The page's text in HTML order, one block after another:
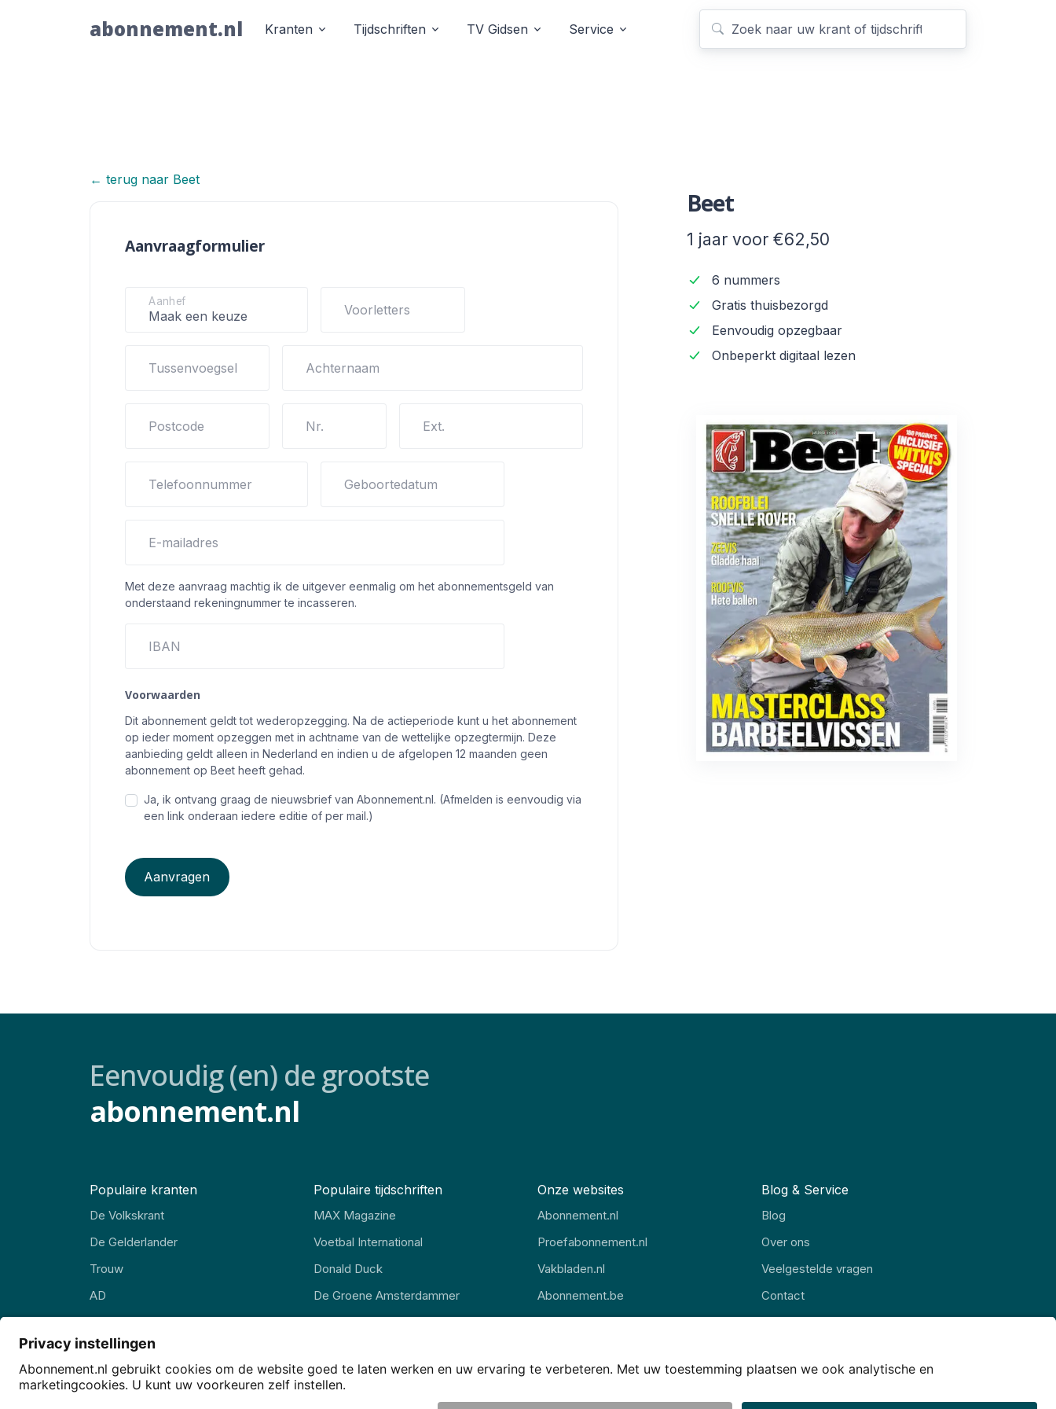
abonnement.nl Kranten Tijdschriften TV Gidsen Service
← terug naar Beet
Beet
Aanvraagformulier
Aanhef
Voorletters
Tussenvoegsel Achternaam
Postcode Nr. Ext.
Telefoonnummer Geboortedatum
E-mailadres
Met deze aanvraag machtig ik de uitgever eenmalig om het abonnementsgeld van
onderstaand rekeningnummer te incasseren.
IBAN
Voorwaarden
Dit abonnement geldt tot wederopzegging. Na de actieperiode kunt u het abonnement
op ieder moment opzeggen met in achtname van de wettelijke opzegtermijn. Deze
aanbieding geldt alleen in Nederland en indien u de afgelopen 12 maanden geen
abonnement op Beet heeft gehad.
Ja, ik ontvang graag de nieuwsbrief van Abonnement.nl. (Afmelden is eenvoudig via
een link onderaan iedere editie of per mail.)
Aanvragen
Beet
1 jaar voor €62,50
6 nummers
Gratis thuisbezorgd
Eenvoudig opzegbaar
Onbeperkt digitaal lezen
Eenvoudig (en) de grootste
abonnement.nl
Populaire kranten
De Volkskrant
De Gelderlander
Trouw
AD
FD
Populaire tijdschriften
MAX Magazine
Voetbal International
Donald Duck
De Groene Amsterdammer
EW Magazine
Onze websites
Abonnement.nl
Proefabonnement.nl
Vakbladen.nl
Abonnement.be
Thuisstudie.nl
Blog & Service
Blog
Over ons
Veelgestelde vragen
Contact
Alle rubrieken